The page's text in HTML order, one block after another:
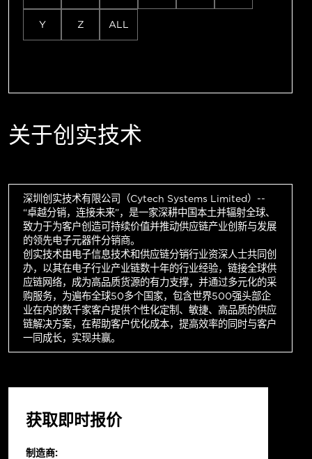
Y Z ALL
关于创实技术
深圳创实技术有限公司（Cytech Systems Limited）--
“卓越分销，连接未来”，是一家深耕中国本土并辐射全球、
致力于为客户创造可持续价值并推动供应链产业创新与发展
的领先电子元器件分销商。
创实技术由电子信息技术和供应链分销行业资深人士共同创
办，以其在电子行业产业链数十年的行业经验，链接全球供
应链网络，成为高品质货源的有力支撑，并通过多元化的采
购服务，为遍布全球50多个国家，包含世界500强头部企
业在内的数千家客户提供个性化定制、敏捷、高品质的供应
链解决方案，在帮助客户优化成本，提高效率的同时与客户
一同成长，实现共赢。
获取即时报价
制造商: